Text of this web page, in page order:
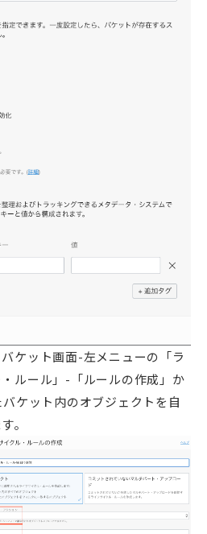
ケット画面-左メニューの「ラ
ルール」-「ルールの作成」か
ケット内のオブジェクトを自
。